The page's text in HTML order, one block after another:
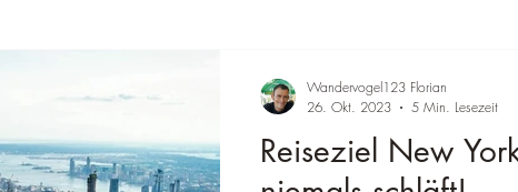
Reiseziel Deutschland Reiseziel Italien Reiseziel Australien
Reiseziel New
Wandervogel123 Florian
26. Okt. 2023
5 Min. Lesezeit